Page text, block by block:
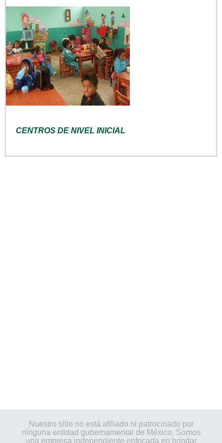
CENTROS DE NIVEL INICIAL
Nuestro sitio no está afiliado ni patrocinado por
ninguna entidad gubernamental de México. Somos
una empresa independiente enfocada en brindar